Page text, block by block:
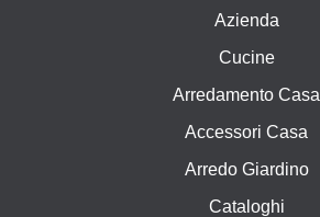
Azienda
Cucine
Arredamento Casa
Accessori Casa
Arredo Giardino
Cataloghi